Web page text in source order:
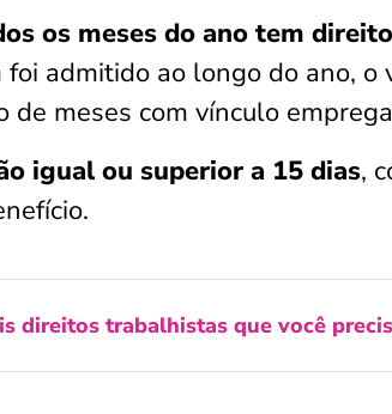
os meses do ano tem
foi admitido ao longo do ano, o
meses com vínculo
igual ou superior a 15 dias,
direitos trabalhistas que você